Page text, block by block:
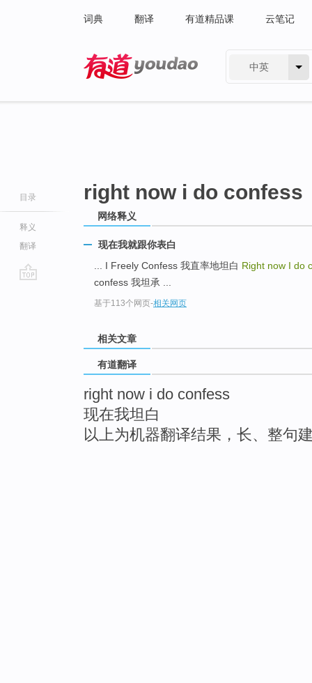
词典 翻译 有道精品课 云笔记
中英
目录
释义
翻译
right now i do confess
网络释义
现在我就跟你表白
... I Freely Confess 我直率地坦白 Right now I do
confess 我坦承 ...
基于113个网页-相关网页
相关文章
有道翻译
right now i do confess
现在我坦白
以上为机器翻译结果，长、整句